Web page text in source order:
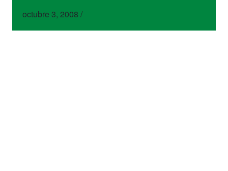
octubre 3, 2008 /